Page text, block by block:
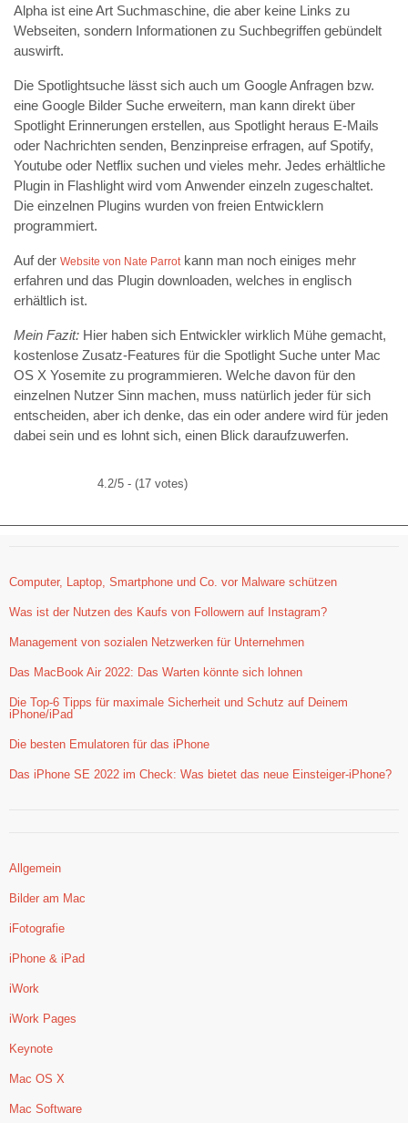
Alpha ist eine Art Suchmaschine, die aber keine Links zu
Webseiten, sondern Informationen zu Suchbegriffen gebündelt
auswirft.
Die Spotlightsuche lässt sich auch um Google Anfragen bzw.
eine Google Bilder Suche erweitern, man kann direkt über
Spotlight Erinnerungen erstellen, aus Spotlight heraus E-Mails
oder Nachrichten senden, Benzinpreise erfragen, auf Spotify,
Youtube oder Netflix suchen und vieles mehr. Jedes erhältliche
Plugin in Flashlight wird vom Anwender einzeln zugeschaltet.
Die einzelnen Plugins wurden von freien Entwicklern
programmiert.
Auf der Website von Nate Parrotkann man noch einiges mehr
erfahren und das Plugin downloaden, welches in englisch
erhältlich ist.
Mein Fazit: Hier haben sich Entwickler wirklich Mühe gemacht,
kostenlose Zusatz-Features für die Spotlight Suche unter Mac
OS X Yosemite zu programmieren. Welche davon für den
einzelnen Nutzer Sinn machen, muss natürlich jeder für sich
entscheiden, aber ich denke, das ein oder andere wird für jeden
dabei sein und es lohnt sich, einen Blick daraufzuwerfen.
4.2/5 - (17 votes)
Computer, Laptop, Smartphone und Co. vor Malware schützen
Was ist der Nutzen des Kaufs von Followern auf Instagram?
Management von sozialen Netzwerken für Unternehmen
Das MacBook Air 2022: Das Warten könnte sich lohnen
Die Top-6 Tipps für maximale Sicherheit und Schutz auf Deinem
iPhone/iPad
Die besten Emulatoren für das iPhone
Das iPhone SE 2022 im Check: Was bietet das neue Einsteiger-iPhone?
Allgemein
Bilder am Mac
iFotografie
iPhone & iPad
iWork
iWork Pages
Keynote
Mac OS X
Mac Software